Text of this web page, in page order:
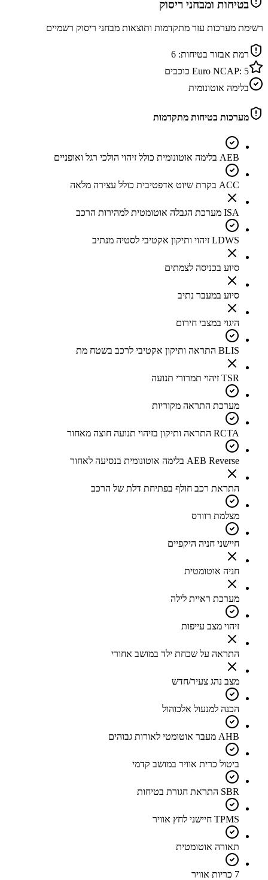
בטיחות ומבחני ריסוק
רשימת מערכות עזר מתקדמות ותוצאות מבחני ריסוק רשמיים
רמת אבזור בטיחות: 6
Euro NCAP: 5
כוכבים
בלימה אוטונומית
מערכות בטיחות מתקדמות
AEB בלימה אוטונומית כולל זיהוי הולכי רגל ואופניים
ACC בקרת שיוט אדפטיבית כולל עצירה מלאה
ISA מערכת הגבלה אוטומטית למהירות הרכב
LDWS זיהוי ותיקון אקטיבי לסטיה מנתיב
סיוע בכניסה לצמתים
סיוע במעבר נתיב
היגוי במצבי חירום
BLIS התראה ותיקון אקטיבי לרכב בשטח מת
TSR זיהוי תמרורי תנועה
מערכת התראה מקוריות
RCTA התראה ותיקון בזיהוי תנועה חוצה מאחור
AEB Reverse בלימה אוטונומית בנסיעה לאחור
התראת רכב חולף בפתיחת דלת של הרכב
מצלמת רוורס
חיישני חניה היקפיים
חניה אוטומטית
מערכת ראיית לילה
זיהוי מצב עייפות
התראה על שכחת ילד במושב אחורי
מצב נהג צעיר/חדש
הכנה למנעול אלכוהול
AHB מעבר אוטומטי לאורות גבוהים
ביטול כרית אוויר במושב קדמי
SBR התראת חגורת בטיחות
TPMS חיישני לחץ אוויר
תאורה אוטומטית
7 כריות אוויר